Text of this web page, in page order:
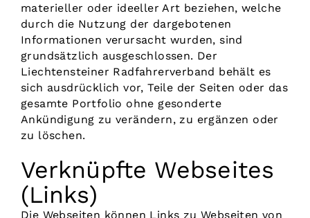
materieller oder ideeller Art beziehen, welche
durch die Nutzung der dargebotenen
Informationen verursacht wurden, sind
grundsätzlich ausgeschlossen. Der
Liechtensteiner Radfahrerverband behält es
sich ausdrücklich vor, Teile der Seiten oder das
gesamte Portfolio ohne gesonderte
Ankündigung zu verändern, zu ergänzen oder
zu löschen.
Verknüpfte Webseites
(Links)
Die Webseiten können Links zu Webseiten von